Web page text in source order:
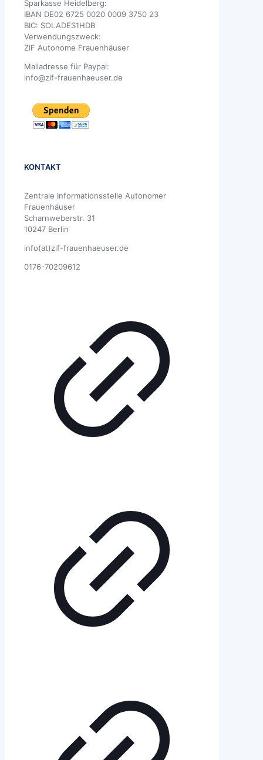
Sparkasse Heidelberg:
IBAN DE02 6725 0020 0009 3750 23
BIC: SOLADES1HDB
Verwendungszweck:
ZIF Autonome Frauenhäuser
Mailadresse für Paypal:
info@zif-frauenhaeuser.de
KONTAKT
Zentrale Informationsstelle Autonomer
Frauenhäuser
Scharnweberstr. 31
10247 Berlin
info(at)zif-frauenhaeuser.de
0176-70209612